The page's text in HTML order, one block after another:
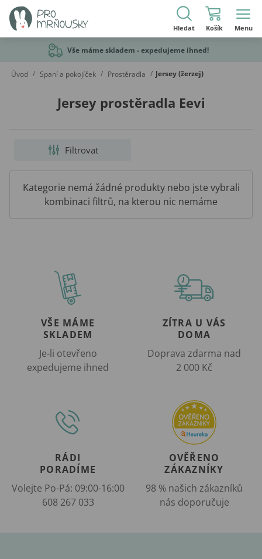
Hledat Košík Menu
Vše máme skladem - expedujeme ihned!
Úvod / Spaní a pokojíček / Prostěradla / Jersey (žerzej)
Jersey prostěradla Eevi
Filtrovat
Kategorie nemá žádné produkty nebo jste vybrali
kombinaci filtrů, na kterou nic nemáme
VŠE MÁME
SKLADEM
Je-li otevřeno
expedujeme ihned
ZÍTRA U VÁS
DOMA
Doprava zdarma nad
2 000 Kč
RÁDI
PORADÍME
Volejte Po-Pá: 09:00-16:00
608 267 033
OVĚŘENO
ZÁKAZNÍKY
98 % našich zákazníků
nás doporučuje